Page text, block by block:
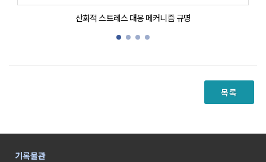
산화적 스트레스 대응 메커니즘 규명
목록
기록물관